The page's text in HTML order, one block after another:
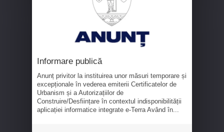
Informare publică
Anunț privitor la instituirea unor măsuri temporare și
excepționale în vederea emiterii Certificatelor de
Urbanism și a Autorizațiilor de
Construire/Desființare în contextul indisponibilității
aplicației informatice integrate e-Terra Având în...